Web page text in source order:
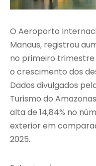
O Aeroporto
Manaus, registrou
no primeiro trimestre
o crescimento dos
Dados divulgados
Turismo do Amazonas
alta de 14,84% no
exterior em
2025.